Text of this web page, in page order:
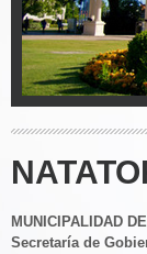
MUNICIPALIDAD
Secretaría de